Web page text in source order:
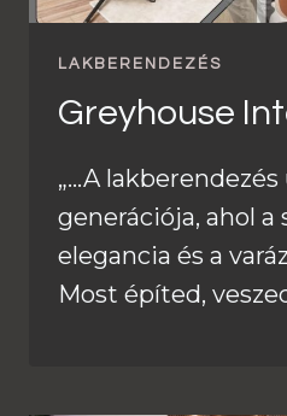
LAKBERENDEZÉS
Greyhouse
„…A lakberendezés
generációja, ahol a
elegancia és a
Most építed,